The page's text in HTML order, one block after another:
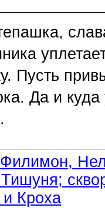
Пусть
Да и
и Кроха